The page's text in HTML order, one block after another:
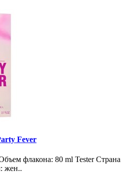
Fever
флакона: 80 ml Tester Страна
жен..